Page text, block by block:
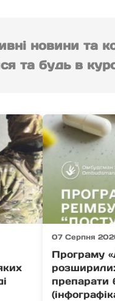
новини та
та будь в
07 Серпня
Програму
препарати